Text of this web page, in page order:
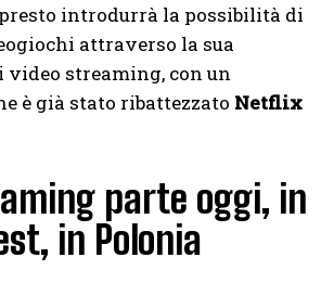
presto introdurrà la possibilità di
attraverso la sua
streaming, con un
è già stato ribattezzato Netflix
parte oggi, in
in Polonia